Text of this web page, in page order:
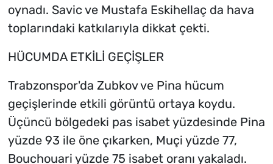
oynadı. Savic ve Mustafa Eskihellaç da hava
toplarındaki katkılarıyla dikkat çekti.
HÜCUMDA ETKİLİ GEÇİŞLER
Trabzonspor'da Zubkov ve Pina hücum
geçişlerinde etkili görüntü ortaya koydu.
Üçüncü bölgedeki pas isabet yüzdesinde Pina
yüzde 93 ile öne çıkarken, Muçi yüzde 77,
Bouchouari yüzde 75 isabet oranı yakaladı.